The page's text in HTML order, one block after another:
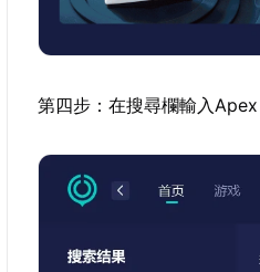
第四步：在搜尋欄輸入